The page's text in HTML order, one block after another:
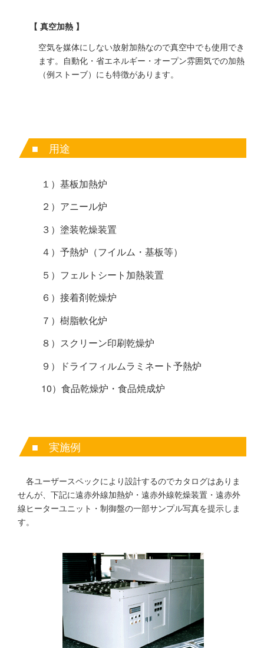
真空加熱
空気を媒体にしない放射加熱なので真空中でも使用でき
ます。自動化・省エネルギー・オープン雰囲気での加熱
（例ストーブ）にも特徴があります。
■ 用途
１）基板加熱炉
２）アニール炉
３）塗装乾燥装置
４）予熱炉（フイルム・基板等）
５）フェルトシート加熱装置
６）接着剤乾燥炉
７）樹脂軟化炉
８）スクリーン印刷乾燥炉
９）ドライフィルムラミネート予熱炉
10）食品乾燥炉・食品焼成炉
■ 実施例
各ユーザースペックにより設計するのでカタログはありま
せんが、下記に遠赤外線加熱炉・遠赤外線乾燥装置・遠赤外
線ヒーターユニット・制御盤の一部サンプル写真を提示しま
す。